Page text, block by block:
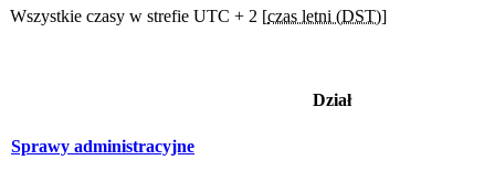
Wszystkie czasy w strefie UTC + 2 [czas letni (DST)]
Dział
Sprawy administracyjne